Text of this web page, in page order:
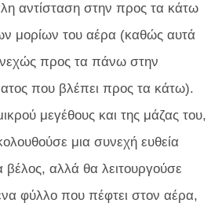
αντίσταση στην προς τα κάτω
μορίων του αέρα (καθώς αυτά
προς τα πάνω στην
που βλέπει προς τα κάτω).
μεγέθους και της μάζας του,
μια συνεχή ευθεία
αλλά θα λειτουργούσε
φύλλο που πέφτει στον αέρα,